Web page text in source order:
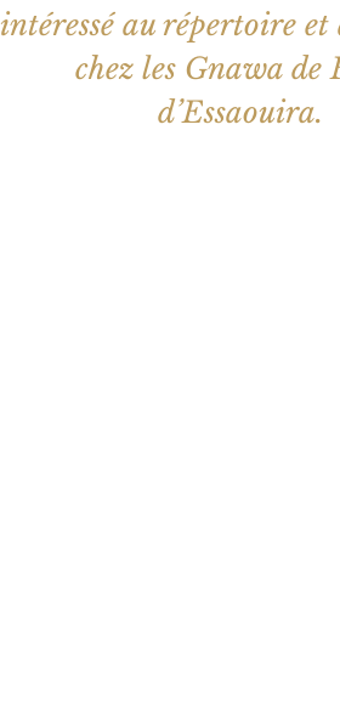
intéressé au répertoire et
chez les Gnawa de
d’Essaouira.